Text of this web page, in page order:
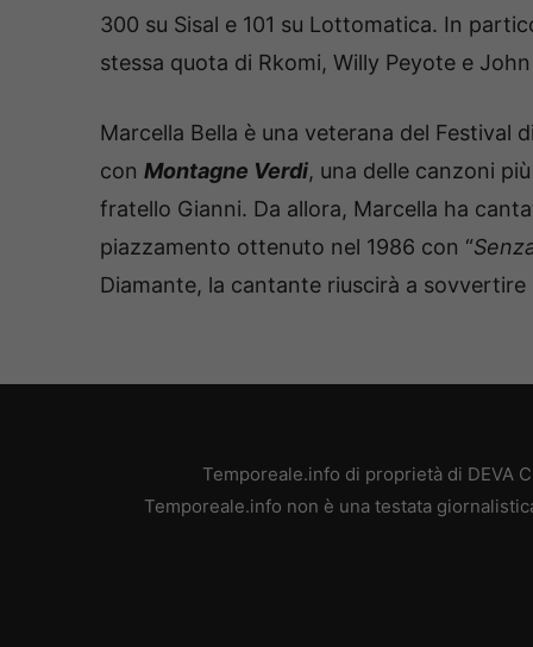
300 su Sisal e 101 su Lottomatica. In
stessa quota di Rkomi, Willy Peyote e
Marcella Bella è una veterana del Festival
con Montagne Verdi, una delle canzoni
fratello Gianni. Da allora, Marcella ha
piazzamento ottenuto nel 1986 con “
Diamante, la cantante riuscirà a
Temporeale.info di proprietà di DEVA
Temporeale.info non è una testata